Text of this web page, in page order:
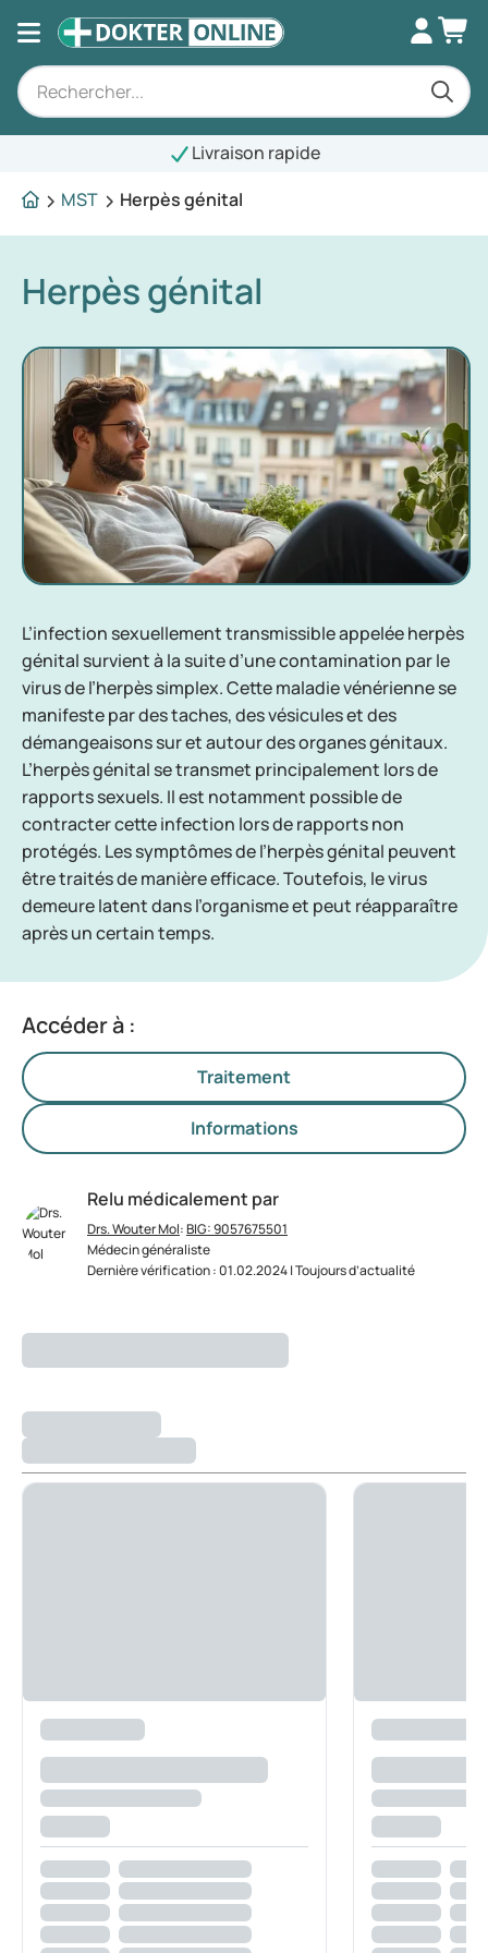
Livraison rapide
MST
Herpès génital
Herpès génital
L’infection sexuellement transmissible appelée herpès
génital survient à la suite d’une contamination par le
virus de l’herpès simplex. Cette maladie vénérienne se
manifeste par des taches, des vésicules et des
démangeaisons sur et autour des organes génitaux.
L’herpès génital se transmet principalement lors de
rapports sexuels. Il est notamment possible de
contracter cette infection lors de rapports non
protégés. Les symptômes de l’herpès génital peuvent
être traités de manière efficace. Toutefois, le virus
demeure latent dans l’organisme et peut réapparaître
après un certain temps.
Accéder à :
Traitement
Informations
Relu médicalement par
Drs. Wouter Mol:BIG: 9057675501
Médecin généraliste
Dernière vérification : 01.02.2024 | Toujours d’actualité